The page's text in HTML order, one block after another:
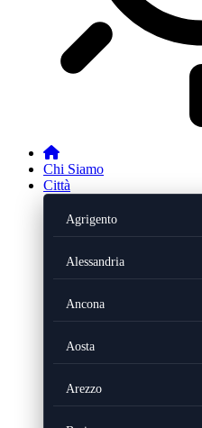
Chi Siamo
Città
Agrigento
Alessandria
Ancona
Aosta
Arezzo